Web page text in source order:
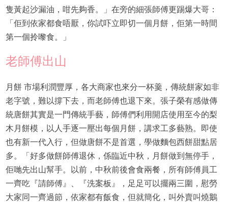
隻黃起沙漏油，咁先夠香。」在旁的細張師傅更踢爆大哥：
「佢到依家都食唔厭，你試吓立即切一個月餅，佢第一時間
第一個拎嚟食。」
老師傅出山
月餅 市場利潤豐厚，各大商家也來分一杯羹，傳統餅家如非
老字號，難以撐下去，而老師傅也退下來。張子榮有感做傳
統唐餅其實是一門傳統手藝，師傅們利用開店使用至今的梨
木月餅模，以人手逐一壓出每個月餅，講求工多藝熟。即使
也有新一代入行，但做唐餅不是首選，學做麵包西餅甜點居
多。「好多做餅師傅退休，係臨近中秋，月餅做到無停手，
佢哋先出山幫手。以前，中秋前後會食兩餐，所有師傅員工
一齊吃『請師傅』、『洗案板』，足足可以擺兩三圍，慰勞
大家同一齊過節，依家都有飯食，但就簡化，叫外賣叫燒鵝